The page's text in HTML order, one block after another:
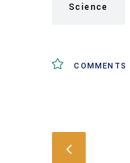
Science
COMMENTS